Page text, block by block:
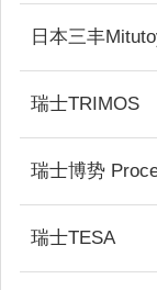
日本三丰
瑞士TRIMOS
瑞士博势
瑞士TESA